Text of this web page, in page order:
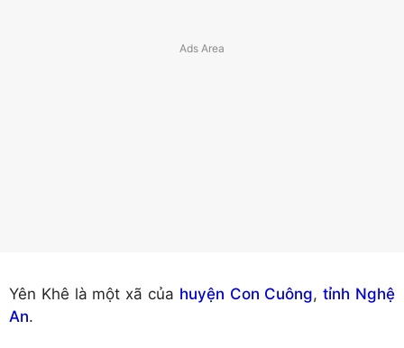
Yên Khê là một xã của huyện Con Cuông,tỉnh Nghệ
An.